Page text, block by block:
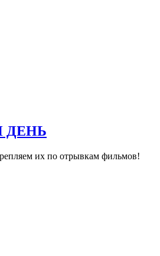
ДЕНЬ
их по отрывкам фильмов!